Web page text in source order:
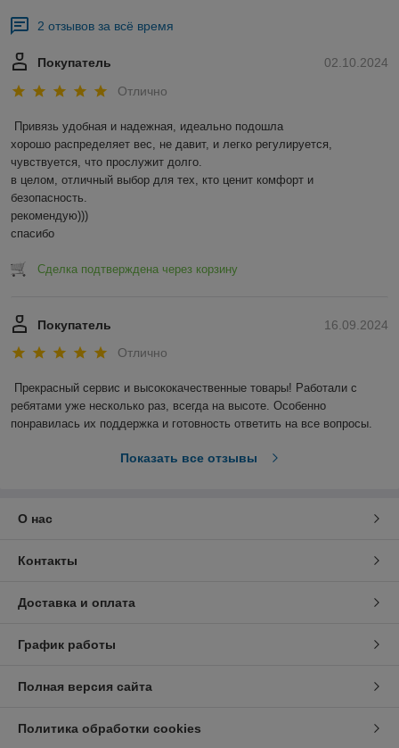
2 отзывов за всё время
02.10.2024
Покупатель
Отлично
Привязь удобная и надежная, идеально подошла
хорошо распределяет вес, не давит, и легко регулируется,
чувствуется, что прослужит долго.
в целом, отличный выбор для тех, кто ценит комфорт и
безопасность.
рекомендую)))
спасибо
Сделка подтверждена через корзину
16.09.2024
Покупатель
Отлично
Прекрасный сервис и высококачественные товары! Работали с
ребятами уже несколько раз, всегда на высоте. Особенно
понравилась их поддержка и готовность ответить на все вопросы.
Показать все отзывы
О нас
Контакты
Доставка и оплата
График работы
Полная версия сайта
Политика обработки cookies